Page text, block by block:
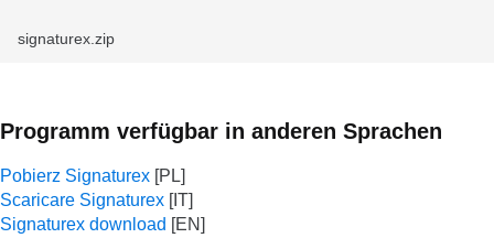
signaturex.zip
Programm verfügbar in anderen Sprachen
Pobierz Signaturex
Scaricare Signaturex
Signaturex download